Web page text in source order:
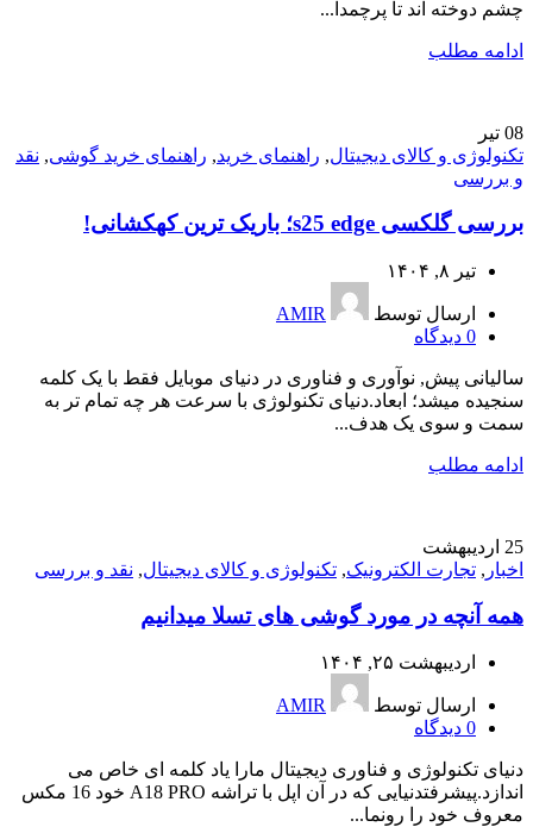
چشم دوخته اند تا پرچمدا...
ادامه مطلب
08 تیر
تکنولوژی و کالای دیجیتال, راهنمای خرید, راهنمای خرید گوشی, نقد
و بررسی
بررسی گلکسی s25 edge؛ باریک ترین کهکشانی!
تیر ۸, ۱۴۰۴
ارسال توسط
AMIR
0 دیدگاه
سالیانی پیش, نوآوری و فناوری در دنیای موبایل فقط با یک کلمه
سنجیده میشد؛ ابعاد.دنیای تکنولوژی با سرعت هر چه تمام تر به
سمت و سوی یک هدف...
ادامه مطلب
25 اردیبهشت
اخبار , تجارت الکترونیک, تکنولوژی و کالای دیجیتال, نقد و بررسی
همه آنچه در مورد گوشی های تسلا میدانیم
اردیبهشت ۲۵, ۱۴۰۴
ارسال توسط
AMIR
0 دیدگاه
دنیای تکنولوژی و فناوری دیجیتال مارا یاد کلمه ای خاص می
اندازد.پیشرفتدنیایی که در آن اپل با تراشه A18 PRO خود 16 مکس
معروف خود را رونما...